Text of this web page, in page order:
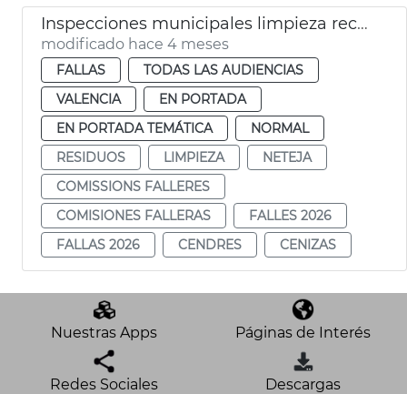
Inspecciones municipales limpieza recogida residuos Fallas València 2026
modificado hace 4 meses
FALLAS
TODAS LAS AUDIENCIAS
VALENCIA
EN PORTADA
EN PORTADA TEMÁTICA
NORMAL
RESIDUOS
LIMPIEZA
NETEJA
COMISSIONS FALLERES
COMISIONES FALLERAS
FALLES 2026
FALLAS 2026
CENDRES CENIZAS
Nuestras Apps Páginas de Interés
Redes Sociales Descargas